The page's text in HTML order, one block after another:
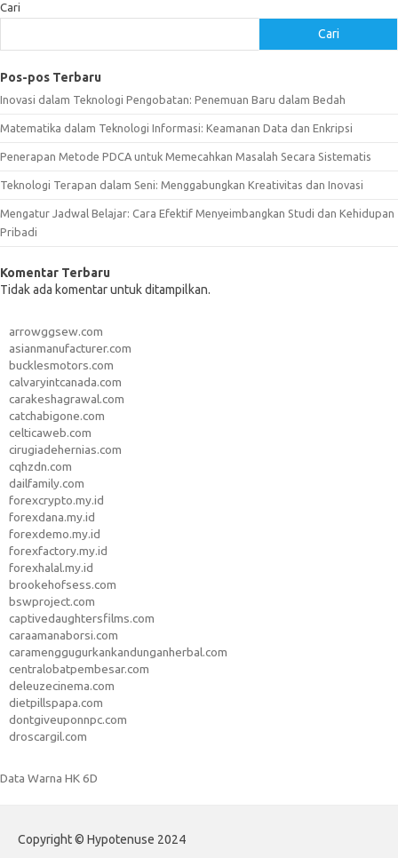
Cari
Cari
Pos-pos Terbaru
Inovasi dalam Teknologi Pengobatan: Penemuan Baru dalam Bedah
Matematika dalam Teknologi Informasi: Keamanan Data dan Enkripsi
Penerapan Metode PDCA untuk Memecahkan Masalah Secara Sistematis
Teknologi Terapan dalam Seni: Menggabungkan Kreativitas dan Inovasi
Mengatur Jadwal Belajar: Cara Efektif Menyeimbangkan Studi dan Kehidupan
Pribadi
Komentar Terbaru
Tidak ada komentar untuk ditampilkan.
arrowggsew.com
asianmanufacturer.com
bucklesmotors.com
calvaryintcanada.com
carakeshagrawal.com
catchabigone.com
celticaweb.com
cirugiadehernias.com
cqhzdn.com
dailfamily.com
forexcrypto.my.id
forexdana.my.id
forexdemo.my.id
forexfactory.my.id
forexhalal.my.id
brookehofsess.com
bswproject.com
captivedaughtersfilms.com
caraamanaborsi.com
caramenggugurkankandunganherbal.com
centralobatpembesar.com
deleuzecinema.com
dietpillspapa.com
dontgiveuponnpc.com
droscargil.com
Data Warna HK 6D
Copyright © Hypotenuse 2024